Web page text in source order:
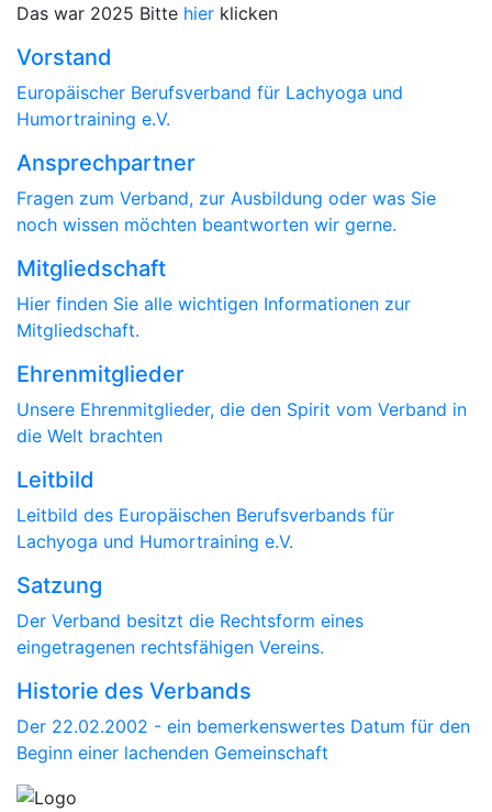
Das war 2025 Bitte hier klicken
Vorstand
Europäischer Berufsverband für Lachyoga und
Humortraining e.V.
Ansprechpartner
Fragen zum Verband, zur Ausbildung oder was Sie
noch wissen möchten beantworten wir gerne.
Mitgliedschaft
Hier finden Sie alle wichtigen Informationen zur
Mitgliedschaft.
Ehrenmitglieder
Unsere Ehrenmitglieder, die den Spirit vom Verband in
die Welt brachten
Leitbild
Leitbild des Europäischen Berufsverbands für
Lachyoga und Humortraining e.V.
Satzung
Der Verband besitzt die Rechtsform eines
eingetragenen rechtsfähigen Vereins.
Historie des Verbands
Der 22.02.2002 - ein bemerkenswertes Datum für den
Beginn einer lachenden Gemeinschaft